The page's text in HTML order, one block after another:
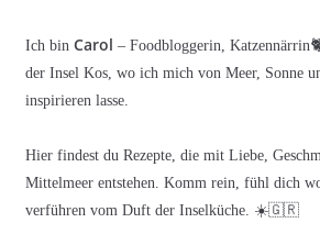
Ich bin Carol – Foodbloggerin,
der Insel Kos, wo ich mich von Meer, Sonne
inspirieren lasse.
Hier findest du Rezepte, die mit Liebe,
Mittelmeer entstehen. Komm rein, fühl dich
verführen vom Duft der Inselküche. ☀️🇬🇷